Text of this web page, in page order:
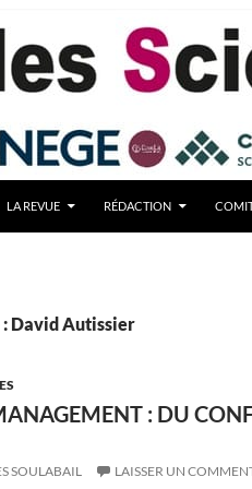
LA REVUE RÉDACTION
David Autissier
: DU
SOULABAIL LAISSER UN